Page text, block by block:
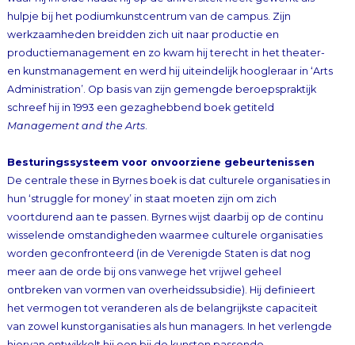
productiemanagement en zo kwam hij terecht in het theater-
en kunstmanagement en werd hij uiteindelijk hoogleraar in ‘Arts
Administration’. Op basis van zijn gemengde beroepspraktijk
schreef hij in 1993 een gezaghebbend boek getiteld
Management and the Arts.
Besturingssysteem voor onvoorziene gebeurtenissen
De centrale these in Byrnes boek is dat culturele organisaties in
hun ‘struggle for money’ in staat moeten zijn om zich
voortdurend aan te passen. Byrnes wijst daarbij op de continu
wisselende omstandigheden waarmee culturele organisaties
worden geconfronteerd (in de Verenigde Staten is dat nog
meer aan de orde bij ons vanwege het vrijwel geheel
ontbreken van vormen van overheidssubsidie). Hij definieert
het vermogen tot veranderen als de belangrijkste capaciteit
van zowel kunstorganisaties als hun managers. In het verlengde
hiervan ontwikkelt hij een bij de kunsten passende
organisatietheorie die tot op de dag van vandaag eigenlijk